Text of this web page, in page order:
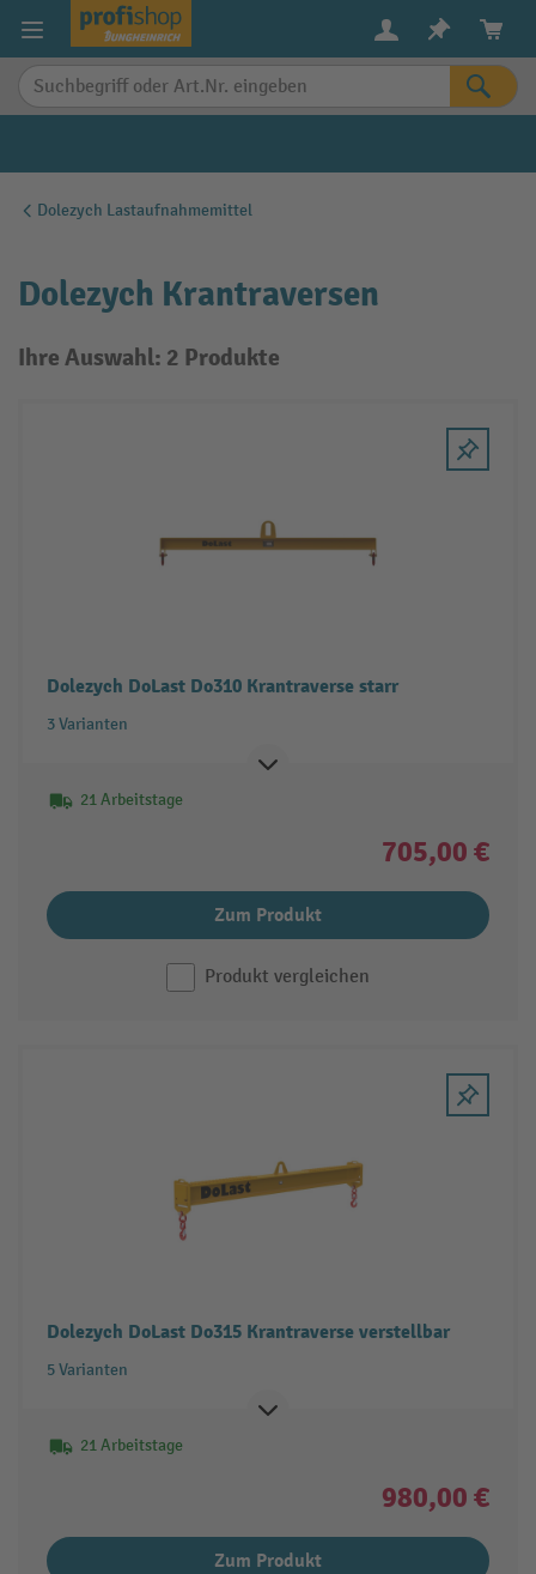
springen
Dolezych Lastaufnahmemittel
Dolezych Krantraversen
Ihre Auswahl: 2 Produkte
Dolezych DoLast Do310 Krantraverse starr
3 Varianten
21 Arbeitstage
705,00 €
Zum Produkt
Produkt vergleichen
Dolezych DoLast Do315 Krantraverse verstellbar
5 Varianten
21 Arbeitstage
980,00 €
Zum Produkt